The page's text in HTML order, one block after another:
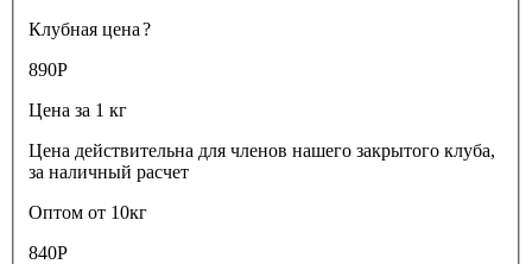
Клубная цена?
890Р
Цена за 1 кг
Цена действительна для членов нашего закрытого клуба,
за наличный расчет
Оптом от 10кг
840Р